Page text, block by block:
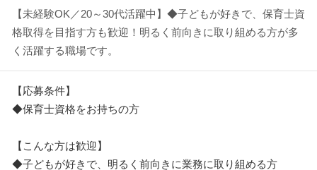
【未経験OK／20～30代活躍中】◆子どもが好きで、保育士資
格取得を目指す方も歓迎！明るく前向きに取り組める方が多
く活躍する職場です。
【応募条件】
◆保育士資格をお持ちの方
【こんな方は歓迎】
◆子どもが好きで、明るく前向きに業務に取り組める方